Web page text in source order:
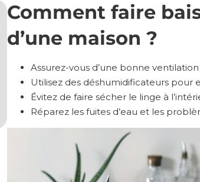
Comment faire
d’une maison ?
Assurez-vous d’une bonne
Utilisez des déshumidificateurs pour
Évitez de faire sécher le linge à
Réparez les fuites d’eau et les